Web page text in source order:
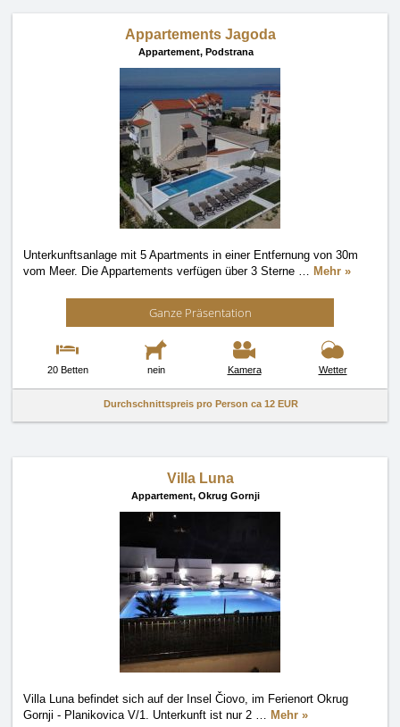
Appartements Jagoda
Appartement, Podstrana
Unterkunftsanlage mit 5 Apartments in einer Entfernung von 30m
vom Meer. Die Appartements verfügen über 3 Sterne … Mehr »
Ganze Präsentation
20 Betten nein Kamera Wetter
Durchschnittspreis pro Person ca 12 EUR
Villa Luna
Appartement, Okrug Gornji
Villa Luna befindet sich auf der Insel Čiovo, im Ferienort Okrug
Gornji - Planikovica V/1. Unterkunft ist nur 2 … Mehr »